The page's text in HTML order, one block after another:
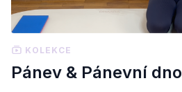
KOLEKCE
Pánev & Pánevní dno